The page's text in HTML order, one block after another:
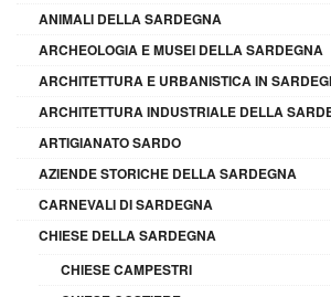
ANIMALI DELLA SARDEGNA
ARCHEOLOGIA E MUSEI DELLA SARDEGNA
ARCHITETTURA E URBANISTICA IN
ARCHITETTURA INDUSTRIALE DELLA
ARTIGIANATO SARDO
AZIENDE STORICHE DELLA SARDEGNA
CARNEVALI DI SARDEGNA
CHIESE DELLA SARDEGNA
CHIESE CAMPESTRI